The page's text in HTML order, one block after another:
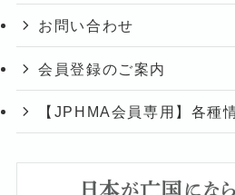
お問い合わせ
会員登録のご案内
【JPHMA会員専用】各種